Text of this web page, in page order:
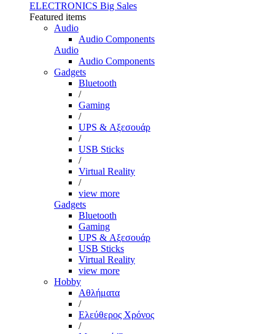
ELECTRONICS Big Sales
Featured items
Audio
Audio Components
Audio
Audio Components
Gadgets
Bluetooth
/
Gaming
/
UPS & Αξεσουάρ
/
USB Sticks
/
Virtual Reality
/
view more
Gadgets
Bluetooth
Gaming
UPS & Αξεσουάρ
USB Sticks
Virtual Reality
view more
Hobby
Αθλήματα
/
Ελεύθερος Χρόνος
/